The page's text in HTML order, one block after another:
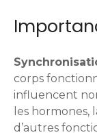
corps
influencent
les
d’autres